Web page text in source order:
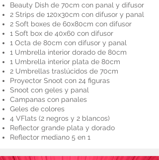
Beauty Dish de 70cm con panal y difusor
2 Strips de 120x30cm con difusor y panal
2 Soft boxes de 60x80cm con difusor
1 Soft box de 40x60 con difusor
1 Octa de 80cm con difusor y panal
1 Umbrella interior dorado de 80cm
1 Umbrella interior plata de 80cm
2 Umbrellas traslúcidos de 70cm
Proyector Snoot con 24 figuras
Snoot con geles y panal
Campanas con panales
Geles de colores
4 VFlats (2 negros y 2 blancos)
Reflector grande plata y dorado
Reflector mediano 5 en 1